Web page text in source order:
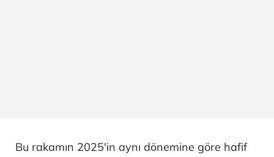
Bu rakamın 2025'in aynı dönemine göre hafif